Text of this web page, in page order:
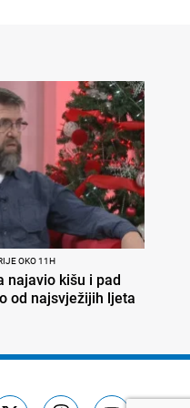
OKO 11H
najavio kišu i pad
od najsvježijih ljeta